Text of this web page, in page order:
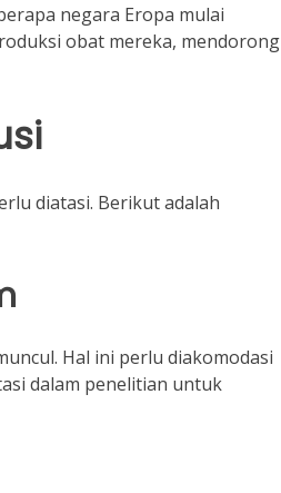
negara Eropa mulai
obat mereka, mendorong
diatasi. Berikut adalah
Hal ini perlu diakomodasi
dalam penelitian untuk